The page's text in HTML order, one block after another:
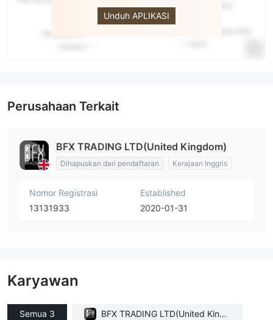
Unduh APLIKASI
Perusahaan Terkait
BFX TRADING LTD(United Kingdom)
Dihapuskan dari pendaftaran Kerajaan Inggris
Nomor Registrasi
13131933
Established
2020-01-31
Karyawan
Semua 3 BFX TRADING LTD(United Kingd